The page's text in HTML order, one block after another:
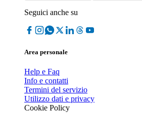
Seguici anche su
Area personale
Help e Faq
Info e contatti
Termini del servizio
Utilizzo dati e privacy
Cookie Policy